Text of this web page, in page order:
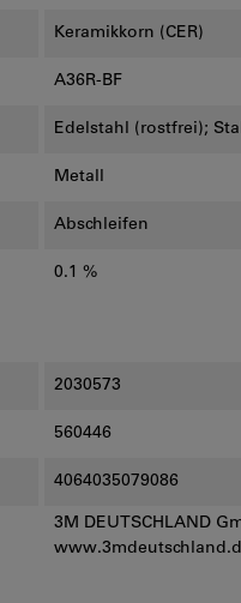
Keramikkorn (CER)
A36R-BF
Edelstahl (rostfrei);
Metall
Abschleifen
0.1 %
2030573
560446
4064035079086
3M DEUTSCHLAND